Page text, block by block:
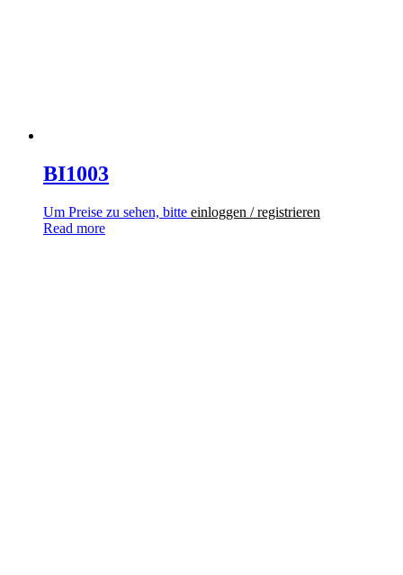
BI1003
Um Preise zu sehen, bitte einloggen / registrieren
Read more